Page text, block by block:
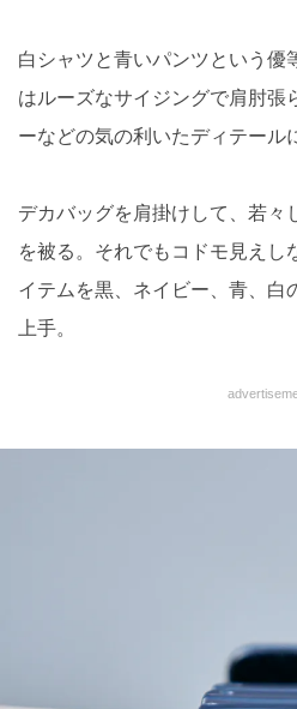
白シャツと青いパンツという優
はルーズなサイジングで肩肘張
ーなどの気の利いたディテール
デカバッグを肩掛けして、若々
を被る。それでもコドモ見えし
イテムを黒、ネイビー、青、白
上手。